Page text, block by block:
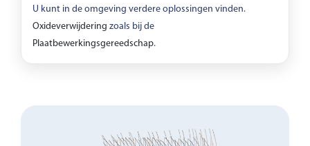
U kunt in de omgeving verdere oplossingen vinden.
Oxideverwijdering zoals bij de
Plaatbewerkingsgereedschap.